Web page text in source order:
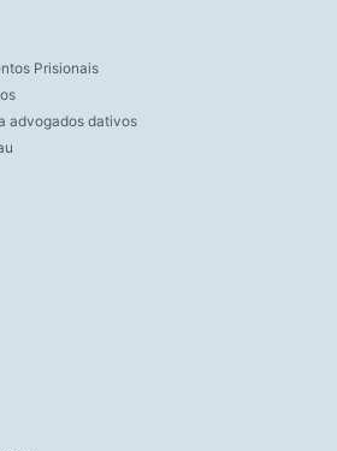
Prisionais
advogados dativos